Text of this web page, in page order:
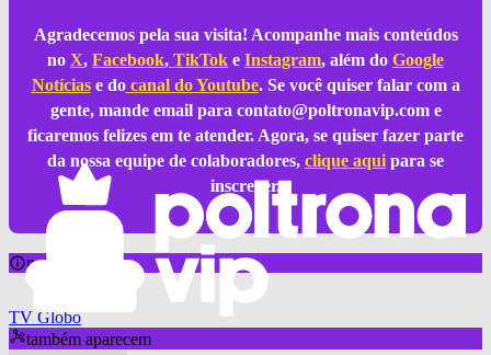
Agradecemos pela sua visita! Acompanhe mais conteúdos
no X, Facebook, TikTok e Instagram, além do Google
Notíciase docanal do Youtube. Se você quiser falar com a
gente, mande email para contato@poltronavip.come
ficaremos felizes em te atender. Agora, se quiser fazer parte
da nossa equipe de colaboradores, clique aqui para se
inscrever.
notícia sobre
TV Globo
também aparecem